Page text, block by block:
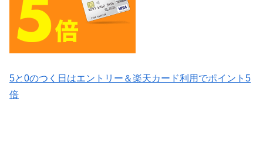
5と0のつく日はエントリー＆楽天カード利用でポイント5
倍